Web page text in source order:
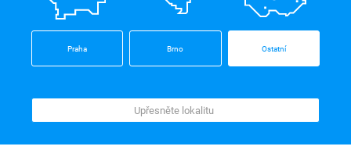
Praha Brno Ostatní